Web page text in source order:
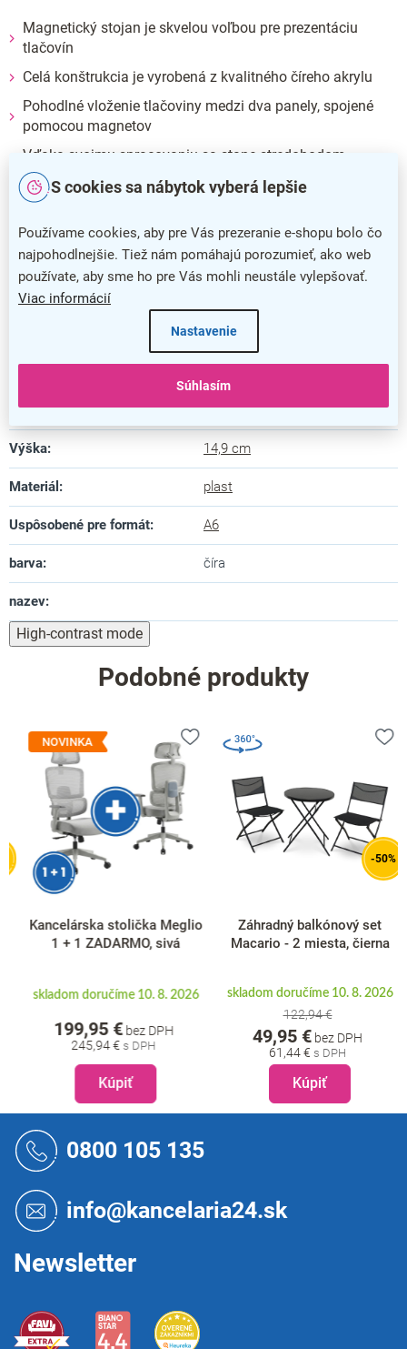
S cookies sa nábytok vyberá lepšie
Používame cookies, aby pre Vás prezeranie e-shopu bolo čo
najpohodlnejšie. Tiež nám pomáhajú porozumieť, ako web
používate, aby sme ho pre Vás mohli neustále vylepšovať.
Viac informácií
Nastavenie
Súhlasím
Magnetický stojan je skvelou voľbou pre prezentáciu
tlačovín
Celá konštrukcia je vyrobená z kvalitného číreho akrylu
Pohodlné vloženie tlačoviny medzi dva panely, spojené
pomocou magnetov
Vďaka svojmu spracovaniu sa stane stredobodom
pozornosti
Kategória: Magnetické stojančeky
Farba:
5 rokov
Šírka: 10,6 cm
Výška: 14,9 cm
Materiál : plast
Uspôsobené pre formát: A6
barva: číra
nazev:
High-contrast mode
Podobné produkty
NOVINKA
Kancelárska stolička Meglio
1 + 1 ZADARMO, sivá
skladom doručíme 10. 8. 2026
245,94 €
199,95 € bez DPH
Kúpiť
-50%
Záhradný balkónový set
Macario - 2 miesta, čierna
skladom doručíme 10. 8. 2026
122,94 €
61,44 €
49,95 €bez DPH
Kúpiť
0800 105 135
info@kancelaria24.sk
Newsletter